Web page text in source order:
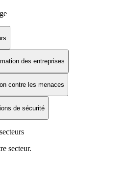
des entreprises
contre les menaces
de sécurité
secteur.